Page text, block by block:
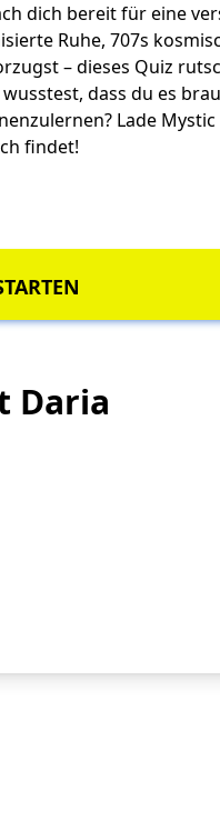
dich bereit für eine
Ruhe, 707s
– dieses Quiz
dass du es
Lade
findet!
Daria